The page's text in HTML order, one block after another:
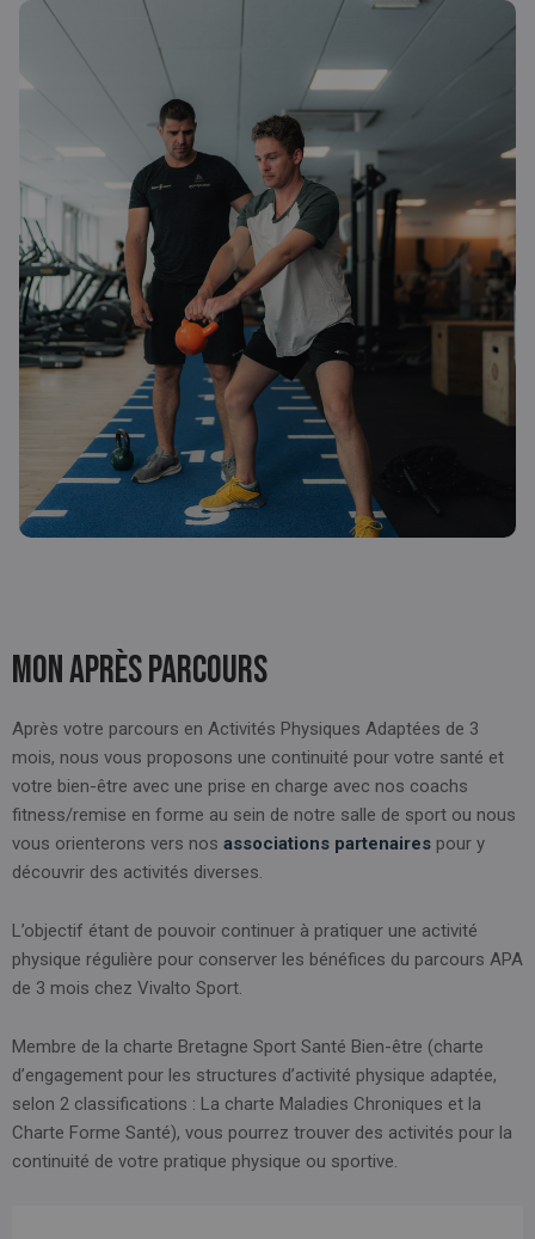
Mon après parcours
Après votre parcours en Activités Physiques Adaptées de 3
mois, nous vous proposons une continuité pour votre santé et
votre bien-être avec une prise en charge avec nos coachs
fitness/remise en forme au sein de notre salle de sport ou nous
vous orienterons vers nos associations partenaires pour y
découvrir des activités diverses.
L’objectif étant de pouvoir continuer à pratiquer une activité
physique régulière pour conserver les bénéfices du parcours APA
de 3 mois chez Vivalto Sport.
Membre de la charte Bretagne Sport Santé Bien-être (charte
d’engagement pour les structures d’activité physique adaptée,
selon 2 classifications : La charte Maladies Chroniques et la
Charte Forme Santé), vous pourrez trouver des activités pour la
continuité de votre pratique physique ou sportive.